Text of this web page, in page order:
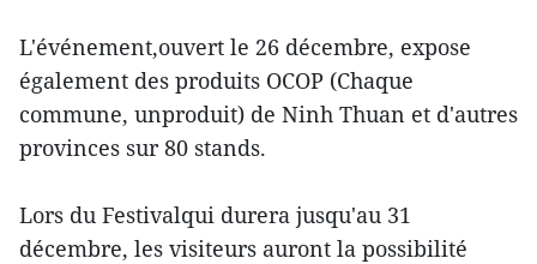
L'événement,ouvert le 26 décembre, expose
également des produits OCOP (Chaque
commune, unproduit) de Ninh Thuan et d'autres
provinces sur 80 stands.
Lors du Festivalqui durera jusqu'au 31
décembre, les visiteurs auront la possibilité